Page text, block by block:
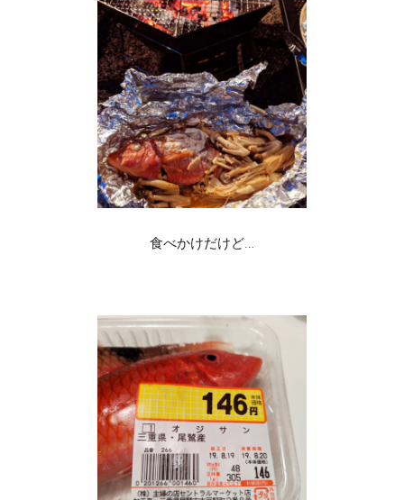
食べかけだけど…